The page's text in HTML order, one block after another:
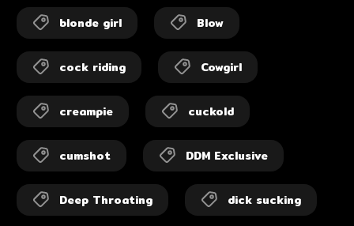
blonde girl Blow
cock riding Cowgirl
creampie cuckold
cumshot DDM Exclusive
Deep Throating dick sucking